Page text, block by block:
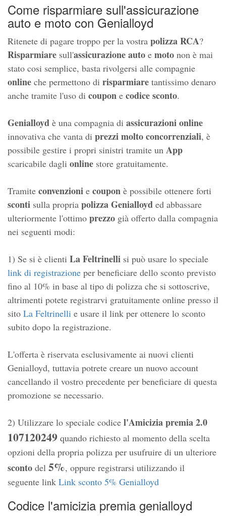
Come risparmiare sull'assicurazione
auto e moto con Genialloyd
Ritenete di pagare troppo per la vostra polizza RCA?
Risparmiare sull'assicurazioneauto e moto non è mai
stato cosi semplice, basta rivolgersi alle compagnie
online che permettono di risparmiare tantissimo denaro
anche tramite l'uso di coupon e codicesconto.
Genialloyd è una compagnia di assicurazioni online
innovativa che vanta di prezzi molto concorrenziali, è
possibile gestire i propri sinistri tramite un App
scaricabile dagli online store gratuitamente.
Tramite convenzioni e coupon è possibile ottenere forti
sconti sulla propria polizza Genialloyd ed abbassare
ulteriormente l'ottimo prezzo già offerto dalla compagnia
nei seguenti modi:
1) Se si è clienti La Feltrinelli si può usare lo speciale
link di registrazione per beneficiare dello sconto previsto
fino al 10% in base al tipo di polizza che si sottoscrive,
altrimenti potete registrarvi gratuitamente online presso il
sito La Feltrinelli e usare il link per ottenere lo sconto
subito dopo la registrazione.
L'offerta è riservata esclusivamente ai nuovi clienti
Genialloyd, tuttavia potrete creare un nuovo account
cancellando il vostro precedente per beneficiare di questa
promozione se necessario.
2) Utilizzare lo speciale codice l'Amicizia premia 2.0
107120249 quando richiesto al momento della scelta
opzioni della propria polizza per usufruire di un ulteriore
sconto del 5%, oppure registrarsi utilizzando il
seguente link Link sconto 5% Genialloyd
Codice l'amicizia premia genialloyd